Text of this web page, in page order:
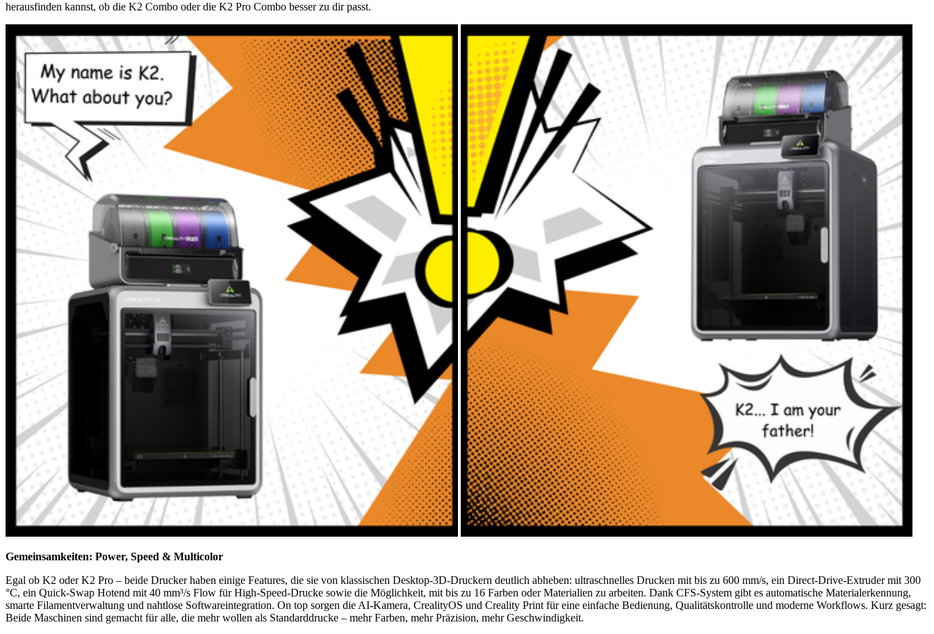
herausfinden kannst, ob die K2 Combo oder die K2 Pro Combo besser zu dir passt.
Gemeinsamkeiten: Power, Speed & Multicolor
Egal ob K2 oder K2 Pro – beide Drucker haben einige Features, die sie von klassischen Desktop-3D-Druckern deutlich abheben: ultraschnelles Drucken mit bis zu 600 mm/s, ein Direct-Drive-Extruder mit 300
°C, ein Quick-Swap Hotend mit 40 mm³/s Flow für High-Speed-Drucke sowie die Möglichkeit, mit bis zu 16 Farben oder Materialien zu arbeiten. Dank CFS-System gibt es automatische Materialerkennung,
smarte Filamentverwaltung und nahtlose Softwareintegration. On top sorgen die AI-Kamera, CrealityOS und Creality Print für eine einfache Bedienung, Qualitätskontrolle und moderne Workflows. Kurz gesagt:
Beide Maschinen sind gemacht für alle, die mehr wollen als Standarddrucke – mehr Farben, mehr Präzision, mehr Geschwindigkeit.